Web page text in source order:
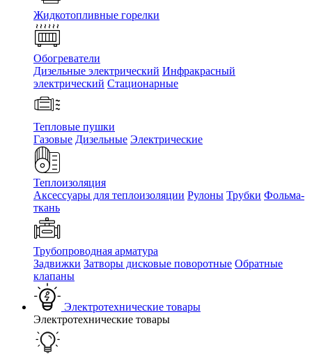
Жидкотопливные горелки
Обогреватели
Дизельные электрический Инфракрасный
электрический Стационарные
Тепловые пушки
Газовые Дизельные Электрические
Теплоизоляция
Аксессуары для теплоизоляции Рулоны Трубки Фольма-
ткань
Трубопроводная арматура
Задвижки Затворы дисковые поворотные Обратные
клапаны
Электротехнические товары
Электротехнические товары